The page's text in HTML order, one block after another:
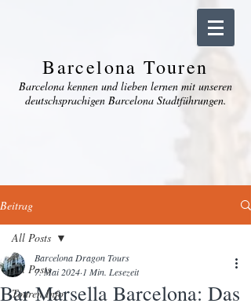
Barcelona Touren
Barcelona kennen und lieben lernen mit unseren
deutschsprachigen Barcelona Stadtführungen.
Beitrag
All Posts
Touren Info
All Posts
Bar Marsella Barcelona: Das
Barcelona Dragon Tours
7. Mai 2024 1 Min. Lesezeit